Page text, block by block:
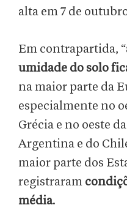
alta em 7 de
Em contrapartida, “
umidade do solo
na maior parte da
especialmente no
Grécia e no oeste
Argentina e do
maior parte dos
registraram
média.